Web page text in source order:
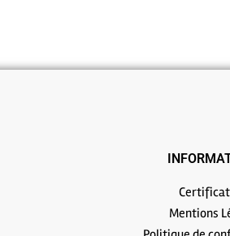
Mentions